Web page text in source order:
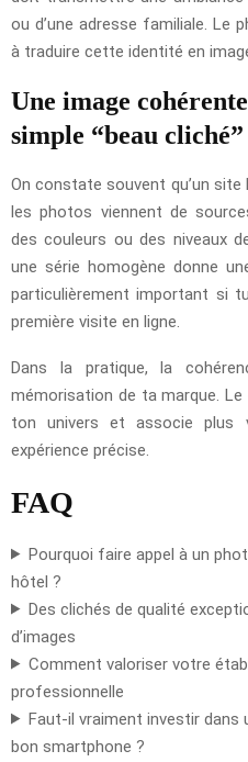
ou d’une adresse familiale. Le
à traduire cette identité en
Une image
simple “beau cliché”
On constate souvent qu’un
les photos viennent de
des couleurs ou des niveaux
une série homogène donne
particulièrement important si
première visite en ligne.
Dans la pratique, la
mémorisation de ta marque.
ton univers et associe plus
expérience précise.
FAQ
Pourquoi faire appel à un
hôtel ?
Des clichés de qualité
d’images
Comment valoriser votre
professionnelle
Faut-il vraiment investir dans
bon smartphone ?